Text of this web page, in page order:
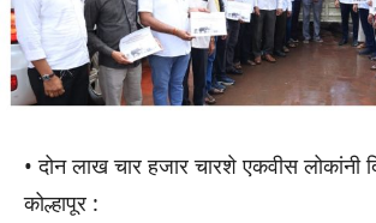
• दोन लाख चार हजार चारशे एकवीस लोकांनी
कोल्हापूर :